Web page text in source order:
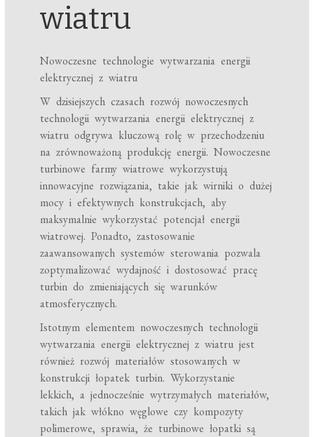
wiatru
Nowoczesne technologie wytwarzania energii
elektrycznej z wiatru
W dzisiejszych czasach rozwój nowoczesnych
technologii wytwarzania energii elektrycznej z
wiatru odgrywa kluczową rolę w przechodzeniu
na zrównoważoną produkcję energii. Nowoczesne
turbinowe farmy wiatrowe wykorzystują
innowacyjne rozwiązania, takie jak wirniki o dużej
mocy i efektywnych konstrukcjach, aby
maksymalnie wykorzystać potencjał energii
wiatrowej. Ponadto, zastosowanie
zaawansowanych systemów sterowania pozwala
zoptymalizować wydajność i dostosować pracę
turbin do zmieniających się warunków
atmosferycznych.
Istotnym elementem nowoczesnych technologii
wytwarzania energii elektrycznej z wiatru jest
również rozwój materiałów stosowanych w
konstrukcji łopatek turbin. Wykorzystanie
lekkich, a jednocześnie wytrzymałych materiałów,
takich jak włókno węglowe czy kompozyty
polimerowe, sprawia, że turbinowe łopatki są